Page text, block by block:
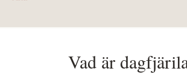
Vad är